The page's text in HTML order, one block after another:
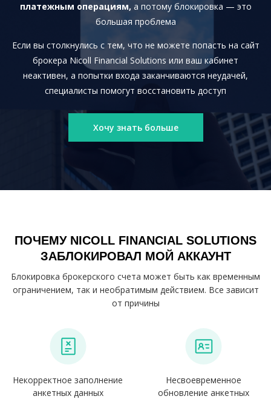
платежным операциям, а потому блокировка — это
большая проблема
Если вы столкнулись с тем, что не можете попасть на сайт
брокера Nicoll Financial Solutions или ваш кабинет
неактивен, а попытки входа заканчиваются неудачей,
специалисты помогут восстановить доступ
Хочу знать больше
ПОЧЕМУ NICOLL FINANCIAL SOLUTIONS
ЗАБЛОКИРОВАЛ МОЙ АККАУНТ
Блокировка брокерского счета может быть как временным
ограничением, так и необратимым действием. Все зависит
от причины
Некорректное заполнение
анкетных данных
Несвоевременное
обновление анкетных